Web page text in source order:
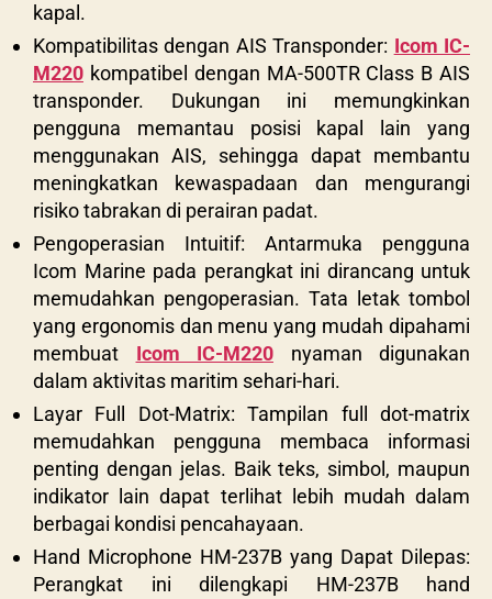
kapal.
Kompatibilitas dengan AIS Transponder: Icom IC-
M220 kompatibel dengan MA-500TR Class B AIS
transponder. Dukungan ini memungkinkan
pengguna memantau posisi kapal lain yang
menggunakan AIS, sehingga dapat membantu
meningkatkan kewaspadaan dan mengurangi
risiko tabrakan di perairan padat.
Pengoperasian Intuitif: Antarmuka pengguna
Icom Marine pada perangkat ini dirancang untuk
memudahkan pengoperasian. Tata letak tombol
yang ergonomis dan menu yang mudah dipahami
membuat Icom IC-M220 nyaman digunakan
dalam aktivitas maritim sehari-hari.
Layar Full Dot-Matrix: Tampilan full dot-matrix
memudahkan pengguna membaca informasi
penting dengan jelas. Baik teks, simbol, maupun
indikator lain dapat terlihat lebih mudah dalam
berbagai kondisi pencahayaan.
Hand Microphone HM-237B yang Dapat Dilepas:
Perangkat ini dilengkapi HM-237B hand